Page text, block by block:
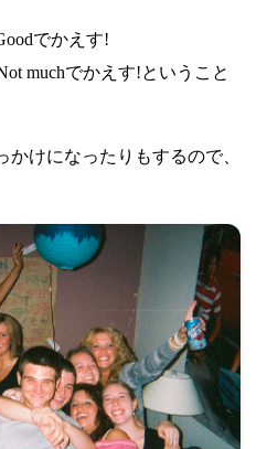
でかえす!
muchでかえす!ということ
けになったりもするので、